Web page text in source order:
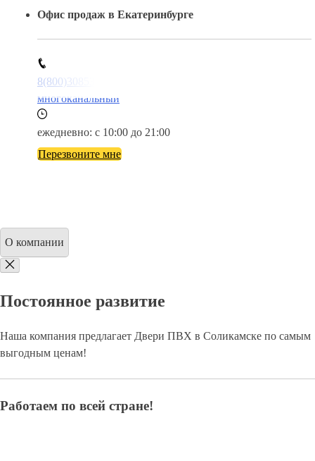
Офис продаж в Екатеринбурге
8(800)3085303
многоканальный
ежедневно: с 10:00 до 21:00
Перезвоните мне
О компании
Постоянное развитие
Наша компания предлагает Двери ПВХ в Соликамске по самым
выгодным ценам!
Работаем по всей стране!